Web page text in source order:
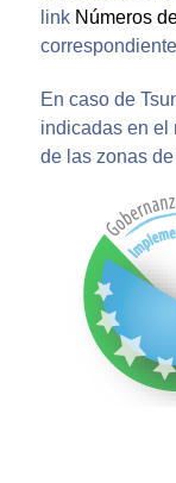
link Números
En caso de
indicadas en el
de las zonas